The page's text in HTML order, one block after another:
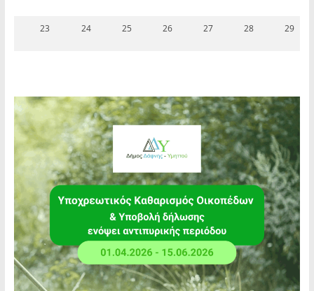
23 24 25 26 27 28 29